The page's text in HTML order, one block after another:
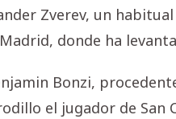
Zverev, un
donde ha
Bonzi,
el jugador de San